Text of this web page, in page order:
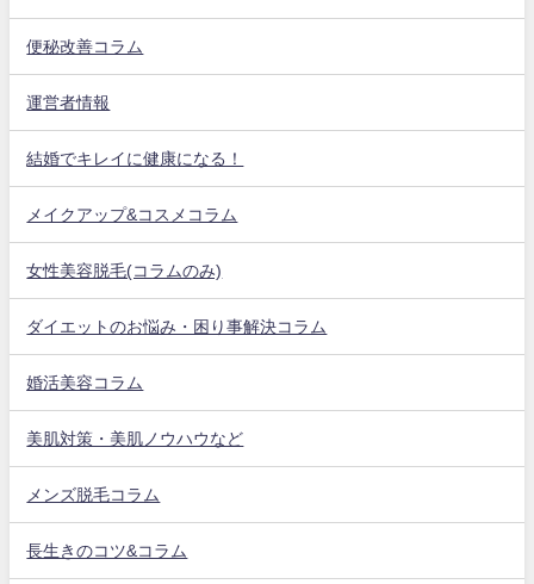
便秘改善コラム
運営者情報
結婚でキレイに健康になる！
メイクアップ&コスメコラム
女性美容脱毛(コラムのみ)
ダイエットのお悩み・困り事解決コラム
婚活美容コラム
美肌対策・美肌ノウハウなど
メンズ脱毛コラム
長生きのコツ&コラム